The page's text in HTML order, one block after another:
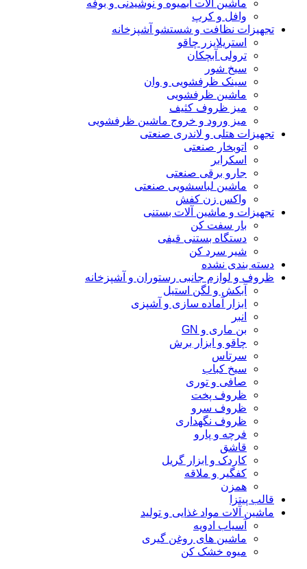
ماشین آلات آبمیوه و نوشیدنی و بوفه
وافل و کرپ
تجهیزات نظافت و شستشو آشپزخانه
استریلایزر چاقو
ترولی آبچکان
سیخ شور
سینک ظرفشویی و وان
ماشین ظرفشویی
میز ظروف کثیف
میز ورود و خروج ماشین ظرفشویی
تجهیزات هتلی و لاندری صنعتی
اتوبخار صنعتی
اسکرابر
جارو برقی صنعتی
ماشین لباسشویی صنعتی
واکس زن کفش
تجهیزات و ماشین آلات بستنی
بار سفت کن
دستگاه بستنی قیفی
شیر سرد کن
دسته بندی نشده
ظروف و لوازم جانبی رستوران و آشپزخانه
آبکش و لگن استیل
ابزار آماده سازی و آشپزی
انبر
بن ماری و GN
چاقو و ابزار برش
سرتاس
سیخ کباب
صافی و توری
ظروف پخت
ظروف سرو
ظروف نگهداری
فرچه و پارو
قاشق
کاردک و ابزار گریل
کفگیر و ملاقه
همزن
قالب پیتزا
ماشین آلات مواد غذایی و تولید
آسیاب ادویه
ماشین های روغن گیری
میوه خشک کن